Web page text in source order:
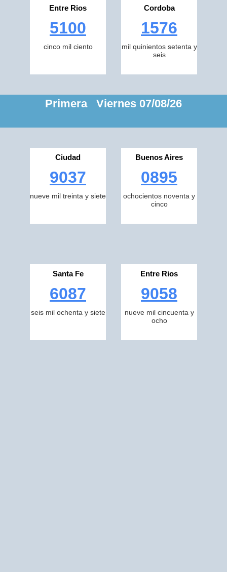
Entre Rios
5100
cinco mil ciento
Cordoba
1576
mil quinientos setenta y
seis
Primera Viernes 07/08/26
Ciudad
9037
nueve mil treinta y siete
Buenos Aires
0895
ochocientos noventa y
cinco
Santa Fe
6087
seis mil ochenta y siete
Entre Rios
9058
nueve mil cincuenta y
ocho